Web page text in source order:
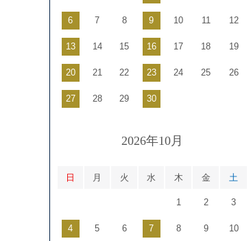
6 7 8 9 10 11 12
13 14 15 16 17 18 19
20 21 22 23 24 25 26
27 28 29 30
2026年10月
日 月 火 水 木 金 土
1 2 3
4 5 6 7 8 9 10